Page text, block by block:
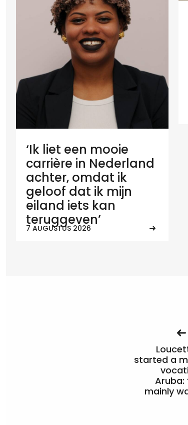
‘Ik liet een mooie
carrière in Nederland
achter, omdat ik
geloof dat ik mijn
eiland iets kan
teruggeven’
7 AUGUSTUS 2026
started a
Aruba:
mainly